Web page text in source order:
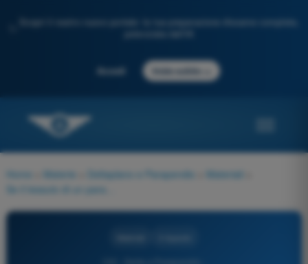
Scopri il nostro nuovo portale: la tua preparazione d'esame completa,
Accedi Inizia subito
Home Materie Deltaplano e Parapendio Materiali